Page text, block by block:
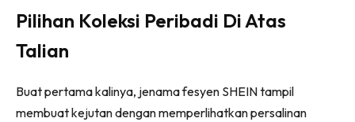
Pilihan Koleksi Peribadi Di Atas
Talian
Buat pertama kalinya, jenama fesyen SHEIN tampil
membuat kejutan dengan memperlihatkan persalinan